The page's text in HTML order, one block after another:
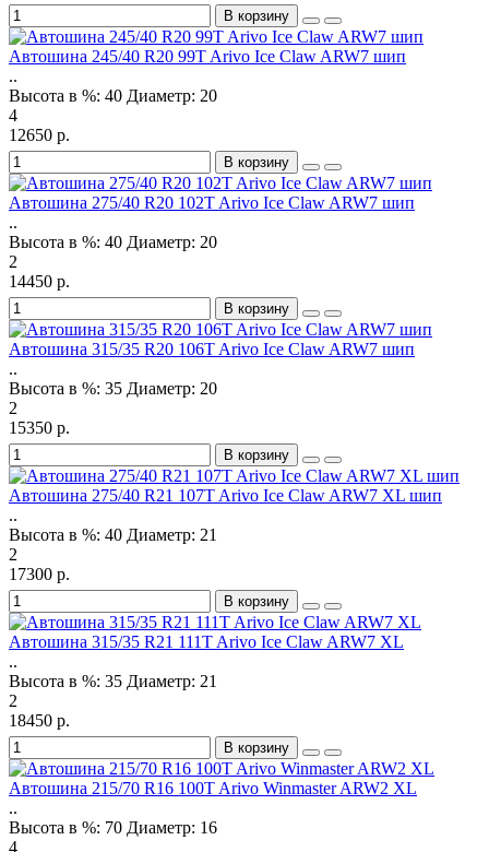
В корзину
Автошина 245/40 R20 99T Arivo Ice Claw ARW7 шип
..
Высота в %: 40 Диаметр: 20
4
12650 р.
В корзину
Автошина 275/40 R20 102T Arivo Ice Claw ARW7 шип
..
Высота в %: 40 Диаметр: 20
2
14450 р.
В корзину
Автошина 315/35 R20 106T Arivo Ice Claw ARW7 шип
..
Высота в %: 35 Диаметр: 20
2
15350 р.
В корзину
Автошина 275/40 R21 107T Arivo Ice Claw ARW7 XL шип
..
Высота в %: 40 Диаметр: 21
2
17300 р.
В корзину
Автошина 315/35 R21 111T Arivo Ice Claw ARW7 XL
..
Высота в %: 35 Диаметр: 21
2
18450 р.
В корзину
Автошина 215/70 R16 100T Arivo Winmaster ARW2 XL
..
Высота в %: 70 Диаметр: 16
4